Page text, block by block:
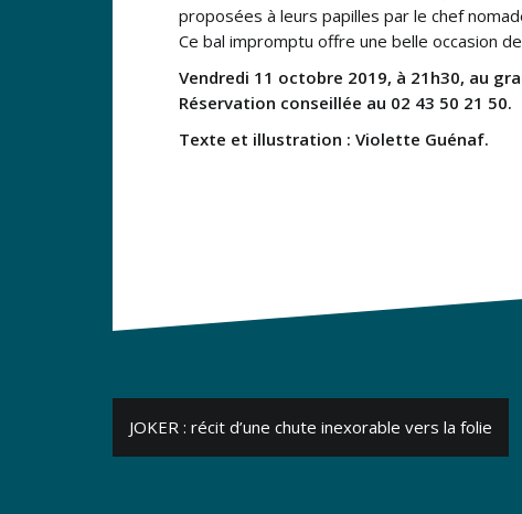
proposées à leurs papilles par le chef
Ce bal impromptu offre une belle occasion
Vendredi 11 octobre 2019, à 21h30, au
Réservation conseillée au 02 43 50 21 50.
Texte et illustration : Violette Guénaf.
Navigation
de
JOKER : récit d’une chute inexorable vers la folie